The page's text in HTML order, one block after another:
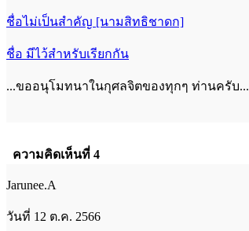
ชื่อไม่เป็นสำคัญ [นามสิทธิชาดก]
ชื่อ มีไว้สำหรับเรียกกัน
...ขออนุโมทนาในกุศลจิตของทุกๆ ท่านครับ...
ความคิดเห็นที่ 4
Jarunee.A
วันที่ 12 ต.ค. 2566